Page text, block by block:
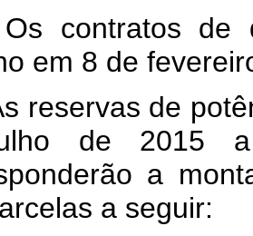
contratos
em 8 de
reservas de
de 2015
a
a seguir: